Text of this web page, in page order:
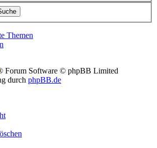
Themen
Forum Software © phpBB Limited
durch phpBB.de